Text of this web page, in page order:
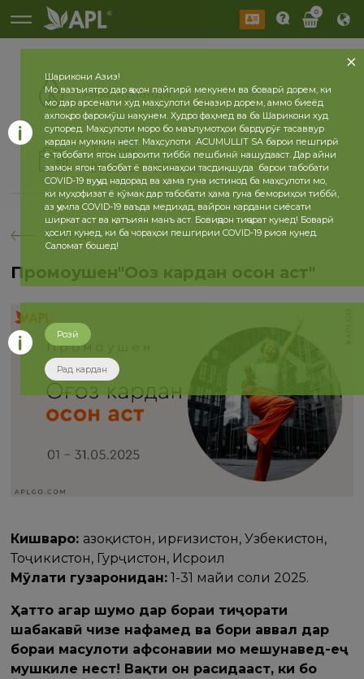
0
Амалкунанда
Таърих
2026 сол 2025 сол
бозгашт
Промоушен"Оғоз кардан осон аст"
Кишварҳо: Қазоқистон, Қирғизистон, Узбекистон,
Тоҷикистон, Гурҷистон, Исроил
Мӯҳлати гузаронидан: 1-31 майи соли 2025.
Ҳатто агар шумо дар бораи тиҷорати
шабакавӣ чизе нафаҳмед ва бори аввал дар
бораи маҳсулоти афсонавии мо мешунавед-ҳеҷ
мушкиле нест! Вақти он расидааст, ки бо
Шарикони Азиз!
Мо вазъиятро дар ҷаҳон пайгирӣ мекунем ва боварӣ дорем, ки
мо дар арсенали худ маҳсулоти беназир дорем, аммо биеёд
ахлоқро фаромӯш накунем. Худро фаҳмед ва ба Шарикони худ
супоред. Маҳсулоти моро бо маълумотҳои бардурӯғ тасаввур
кардан мумкин нест. Маҳсулоти ACUMULLIT SA барои пешгирӣ
ё табобати ягон шароити тиббӣ пешбинӣ нашудааст. Дар айни
замон ягон табобат ё ваксинаҳои тасдиқшуда барои табобати
COVID-19 вуҷуд надорад ва ҳама гуна истинод ба маҳсулоти мо,
ки муҳофизат ё кӯмак дар табобати ҳама гуна бемориҳои тиббӣ,
аз ҷумла COVID-19 ваъда медиҳад, вайрон кардани сиёсати
ширкат аст ва қатъиян манъ аст. Бовиҷдон тиҷорат кунед! Боварӣ
ҳосил кунед, ки ба чораҳои пешгирии COVID-19 риоя кунед.
Саломат бошед!
Розӣ
Рад кардан